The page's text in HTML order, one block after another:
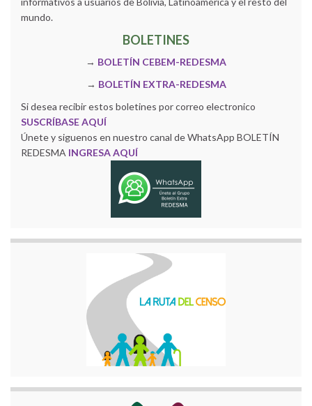
mundo.
BOLETINES
→ BOLETÍN CEBEM-REDESMA
→ BOLETÍN EXTRA-REDESMA
Si desea recibir estos boletines por correo electronico
SUSCRÍBASE AQUÍ
Únete y siguenos en nuestro canal de WhatsApp BOLETÍN
REDESMA INGRESA AQUÍ